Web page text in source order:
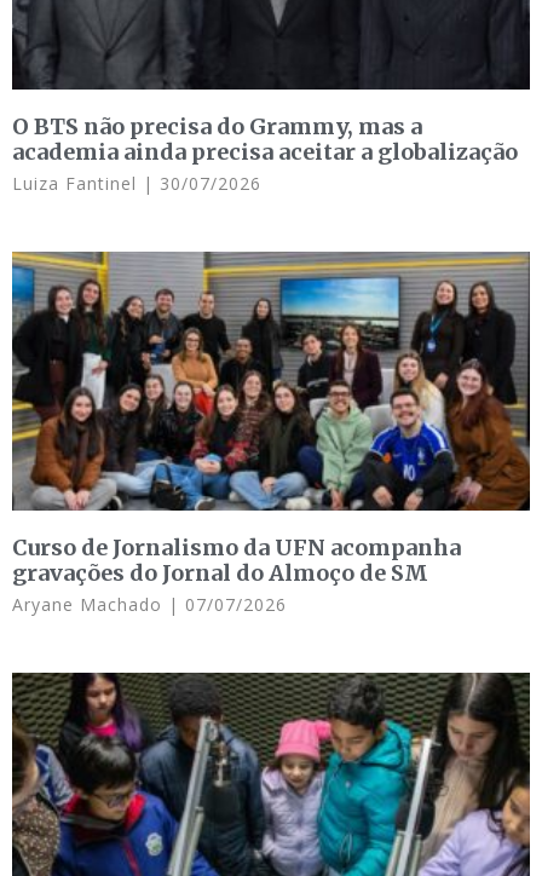
O BTS não precisa do Grammy, mas a
academia ainda precisa aceitar a globalização
Luiza Fantinel 30/07/2026
Curso de Jornalismo da UFN acompanha
gravações do Jornal do Almoço de SM
Aryane Machado 07/07/2026